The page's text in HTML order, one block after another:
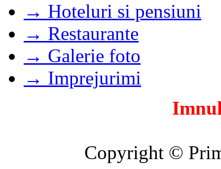
→ Hoteluri si pensiuni
→ Restaurante
→ Galerie foto
→ Imprejurimi
Copyright ©